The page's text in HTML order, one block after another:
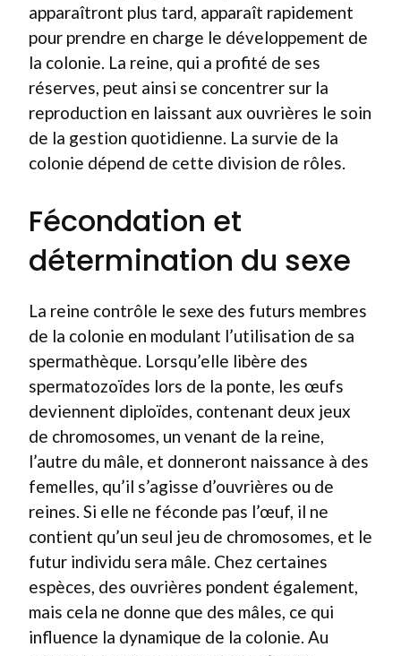
apparaîtront plus tard, apparaît rapidement
pour prendre en charge le développement de
la colonie. La reine, qui a profité de ses
réserves, peut ainsi se concentrer sur la
reproduction en laissant aux ouvrières le soin
de la gestion quotidienne. La survie de la
colonie dépend de cette division de rôles.
Fécondation et
détermination du sexe
La reine contrôle le sexe des futurs membres
de la colonie en modulant l’utilisation de sa
spermathèque. Lorsqu’elle libère des
spermatozoïdes lors de la ponte, les œufs
deviennent diploïdes, contenant deux jeux
de chromosomes, un venant de la reine,
l’autre du mâle, et donneront naissance à des
femelles, qu’il s’agisse d’ouvrières ou de
reines. Si elle ne féconde pas l’œuf, il ne
contient qu’un seul jeu de chromosomes, et le
futur individu sera mâle. Chez certaines
espèces, des ouvrières pondent également,
mais cela ne donne que des mâles, ce qui
influence la dynamique de la colonie. Au